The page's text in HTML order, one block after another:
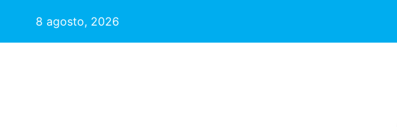
8 agosto, 2026